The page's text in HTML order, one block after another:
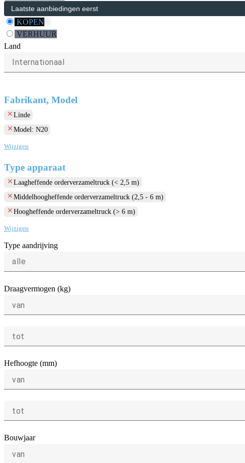
KOPEN
VERHUUR
Land
Internationaal
Fabrikant, Model
clear Linde
clear Model: N20
Wijzigen
Type apparaat
clear Laagheffende orderverzameltruck (< 2,5 m)
clear Middelhoogheffende orderverzameltruck (2,5 - 6 m)
clear Hoogheffende orderverzameltruck (> 6 m)
Wijzigen
Type aandrijving
alle
Draagvermogen (kg)
van
tot
Hefhoogte (mm)
van
tot
Bouwjaar
van